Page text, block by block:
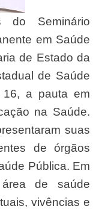
do Seminário
em Saúde
de Estado da
de Saúde
16, a pauta em
na Saúde.
suas
de órgãos
Pública. Em
de saúde
vivências e